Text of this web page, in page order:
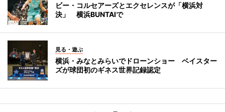
ビー・コルセアーズとエクセレンスが「横浜対
決」 横浜BUNTAIで
見る・遊ぶ
横浜・みなとみらいでドローンショー ベイスター
ズが球団初のギネス世界記録認定